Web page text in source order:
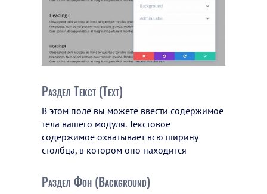
Раздел Текст (Text)
В этом поле вы можете ввести содержимое
тела вашего модуля. Текстовое
содержимое охватывает всю ширину
столбца, в котором оно находится
Раздел Фон (Background)